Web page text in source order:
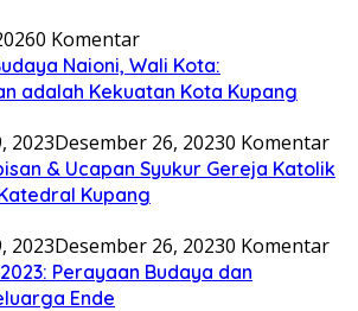
0 Komentar
Naioni, Wali Kota:
adalah Kekuatan Kota Kupang
2023Desember 26, 20230 Komentar
& Ucapan Syukur Gereja Katolik
Kupang
2023Desember 26, 20230 Komentar
Perayaan Budaya dan
Ende